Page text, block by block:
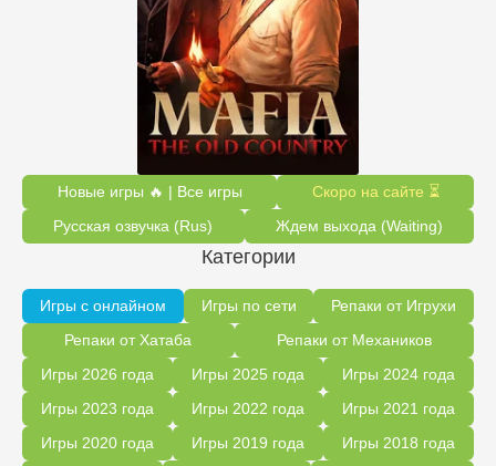
Новые игры 🔥 | Все игры
Скоро на сайте ⏳
Русская озвучка (Rus)
Ждем выхода (Waiting)
Категории
Игры с онлайном Игры по сети
Репаки от Игрухи
Репаки от Хатаба
Репаки от Механиков
Игры 2026 года
Игры 2025 года
Игры 2024 года
Игры 2023 года
Игры 2022 года
Игры 2021 года
Игры 2020 года
Игры 2019 года
Игры 2018 года